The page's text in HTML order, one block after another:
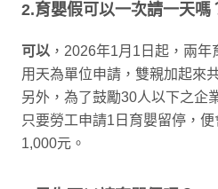
2.育嬰假可以一次請一天嗎
可以 ，2026年1月1日起，兩年
用天為單位申請，雙親加起來
另外，為了鼓勵30人以下之企
只要勞工申請1日育嬰留停，
1,000元。